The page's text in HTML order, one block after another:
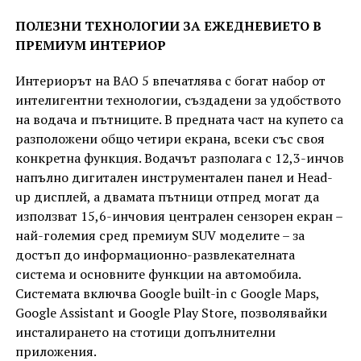
ПОЛЕЗНИ ТЕХНОЛОГИИ ЗА ЕЖЕДНЕВИЕТО В
ПРЕМИУМ ИНТЕРИОР
Интериорът на BAO 5 впечатлява с богат набор от
интелигентни технологии, създадени за удобството
на водача и пътниците. В предната част на купето са
разположени общо четири екрана, всеки със своя
конкретна функция. Водачът разполага с 12,3-инчов
напълно дигитален инструментален панел и Head-
up дисплей, а двамата пътници отпред могат да
използват 15,6-инчовия централен сензорен екран –
най-големия сред премиум SUV моделите – за
достъп до информационно-развлекателната
система и основните функции на автомобила.
Системата включва Google built-in с Google Maps,
Google Assistant и Google Play Store, позволявайки
инсталирането на стотици допълнителни
приложения.